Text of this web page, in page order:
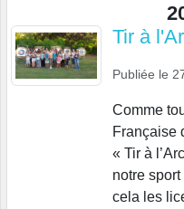
Tir à
Publiée le
Comme
Française
« Tir à
notre
cela les